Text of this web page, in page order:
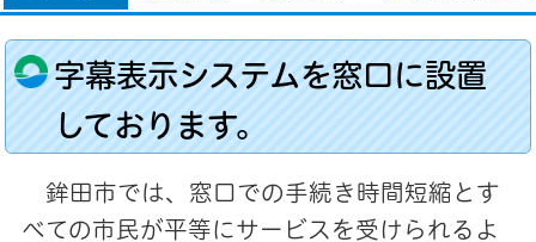
字幕表示システムを窓口に設置
しております。
鉾田市では、窓口での手続き時間短縮とす
べての市民が平等にサービスを受けられるよ